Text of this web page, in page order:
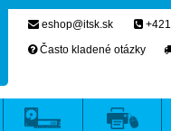
eshop@itsk.sk
Často kladené otázky